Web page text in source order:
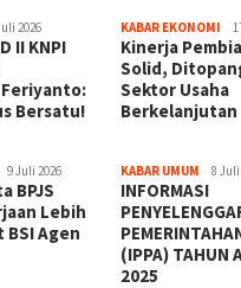
2026
II KNPI
Bersatu!
KABAR EKONOMI
Kinerja
Solid,
Sektor Usaha
Berkelanjutan
9 Juli 2026
BPJS
Lebih
BSI Agen
KABAR UMUM 8 Juli
INFORMASI
(IPPA) TAHUN
2025